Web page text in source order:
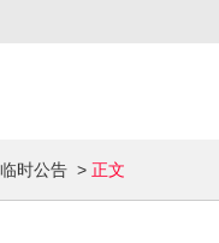
临时公告 > 正文